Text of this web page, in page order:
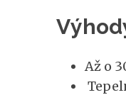
Až o